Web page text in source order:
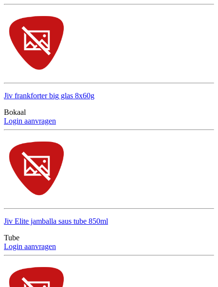
Jiv frankforter big glas 8x60g
Bokaal
Login aanvragen
Jiv Elite jamballa saus tube 850ml
Tube
Login aanvragen